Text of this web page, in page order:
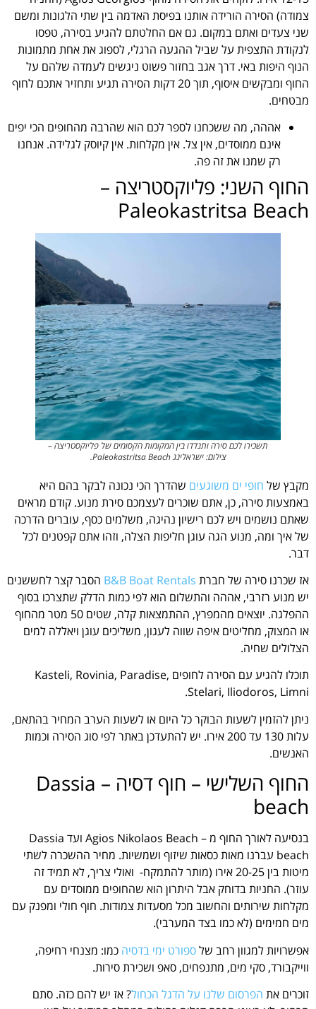
צמודה) הסירה הורידה אותנו בפיסת האדמה בין שתי הלגונות ומשם
שני צעדים ואתם במקום. גם אם החלטתם להגיע בסירה, טפסו
לנקודת התצפית על שביל ההגעה הרגלי, לספוג את אחת מתמונות
הנוף היפות באי. דרך אגב בחזור פשוט ניגשים לעמדה שלהם על
החוף ומבקשים איסוף, תוך 20 דקות הסירה תגיע ותחזיר אתכם לחוף
מבטחים.
אההה, מה ששכחנו לספר לכם הוא שהרבה מהחופים הכי יפים
אינם ממוסדים, אין צל. אין מקלחות. אין קיוסק לגלידה. אנחנו
רק שמנו את זה פה.
החוף השני: פליוקסטריצה –
‪Paleokastritsa Beach
תשכירו לכם סירה ותנדדו בין המקומות הקסומים של פליוקסטריצה –
‪.Paleokastritsa Beach צילום: ישראלינג
מקבץ של חופי ים משוגעים שהדרך הכי נכונה לבקר בהם היא
באמצעות סירה, כן, אתם שוכרים לעצמכם סירת מנוע. קודם מראים
שאתם נושמים ויש לכם רישיון נהיגה, משלמים כסף, עוברים הדרכה
של איך ומה, מנוע הגה עוגן חליפות הצלה, וזהו אתם קפטנים לכל
דבר.
אז שכרנו סירה של חברת B&B Boat Rentals הסבר קצר לחששנים
יש מנוע רזרבי, אההה והתשלום הוא לפי כמות הדלק שתצרכו בסוף
ההפלגה. יוצאים מהמפרץ, ההתמצאות קלה, שטים 50 מטר מהחוף
או המצוק, מחליטים איפה שווה לעגון, משליכים עוגן ויאללה למים
הצלולים שחיה.
תוכלו להגיע עם הסירה לחופים Kasteli, Rovinia, Paradise,
Stelari, Iliodoros, Limni.
ניתן להזמין לשעות הבוקר כל היום או לשעות הערב המחיר בהתאם,
עלות 130 עד 200 אירו. יש להתעדכן באתר לפי סוג הסירה וכמות
האנשים.
החוף השלישי – חוף דסיה – Dassia
beach
בנסיעה לאורך החוף מ – Agios Nikolaos Beach ועד Dassia
beach עברנו מאות כסאות שיזוף ושמשיות. מחיר ההשכרה לשתי
מיטות בין 20-25 אירו (מותר להתמקח- ואולי צריך, לא תמיד זה
עוזר). החניות בדוחק אבל היתרון הוא שהחופים ממוסדים עם
מקלחות שירותים והחשוב מכל מסעדות צמודות. חוף חולי ומפנק עם
מים חמימים (לא כמו בצד המערבי).
אפשרויות למגוון רחב שלספורט ימי בדסיה כמו: מצנחי רחיפה,
ווייקבורד, סקי מים, מתנפחים, סאפ ושכירת סירות.
זוכרים את הפרסום שלנו על הדגל הכחול? אז יש להם כזה. סתם